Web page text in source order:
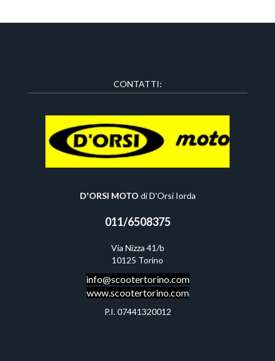
CONTATTI:
D'ORSI MOTO di D'Orsi Iorda
011/6508375
Via Nizza 41/b
10125 Torino
info@scootertorino.com
www.scootertorino.com
P.I. 07441320012